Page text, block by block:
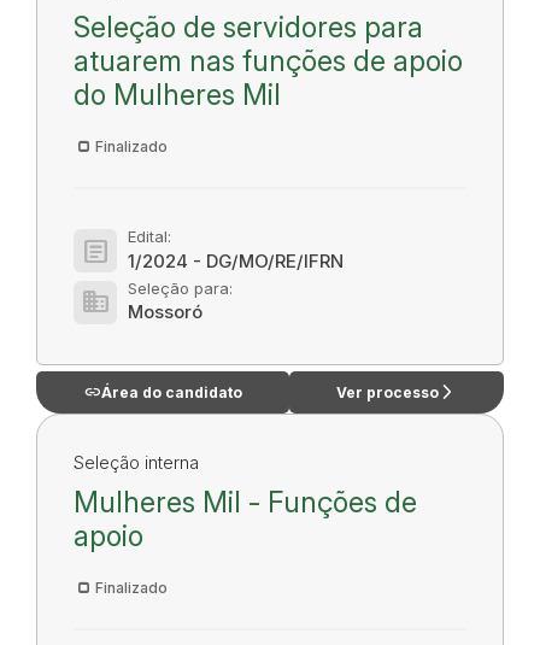
Seleção de servidores para
atuarem nas funções de apoio
do Mulheres Mil
Finalizado
article Edital:
1/2024 - DG/MO/RE/IFRN
domain Seleção para:
Mossoró
linkÁrea do candidato Ver processo arrow_forward_ios
Seleção interna
Mulheres Mil - Funções de
apoio
Finalizado